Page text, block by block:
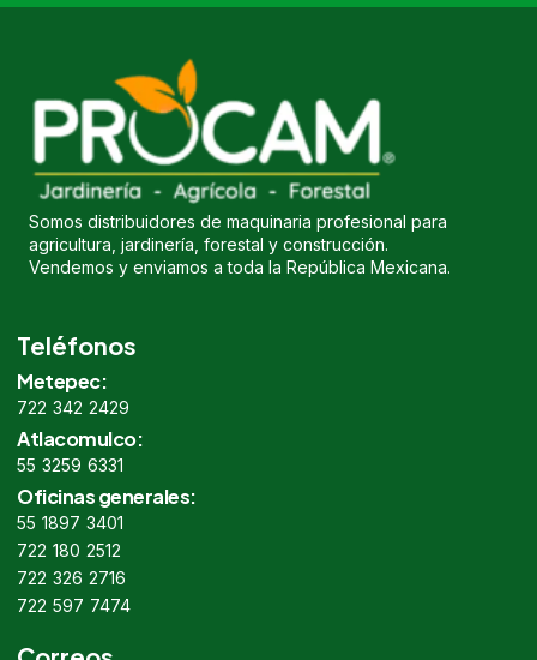
Somos distribuidores de maquinaria profesional para
agricultura, jardinería, forestal y construcción.
Vendemos y enviamos a toda la República Mexicana.
Teléfonos
Metepec:
722 342 2429
Atlacomulco:
55 3259 6331
Oficinas generales:
55 1897 3401
722 180 2512
722 326 2716
722 597 7474